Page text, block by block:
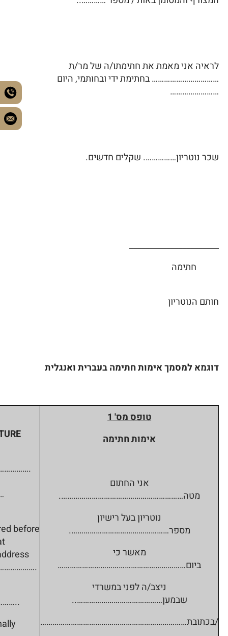
לראיה אני מאמת את חתימתו/ה של מר/ת
…………………………… בחתימת ידי ובחותמי, היום
……………………
שכר נוטריון……………. שקלים חדשים.
______________________
חתימה
חותם הנוטריון
דוגמא למסמך אימות חתימה בעברית ואנגלית
טופס מס' 1
אימות חתימה
אני החתום
מטה…………………………………………………….
נוטריון בעל רישיון
מספר………………………………………….
מאשר כי
ביום………………………………………………………
ניצב/ה לפני במשרדי
שבמען……………………………………..
/בכתובת………………………………………………………………
before